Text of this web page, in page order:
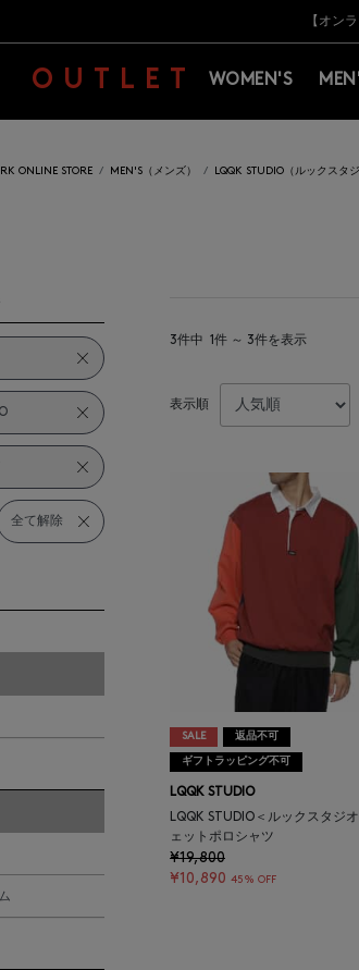
新規登録のお客様も対象！＜MY【オン
新規登録のお客様も対象！＜MY
OUTLET WOMEN'S
ONLINE STORE MEN'S（メンズ） LQQK STUDIO（ルックスタジ
全て解除
3件中 1件 ～ 3件を表示
表示順
SALE 返品不可
ギフトラッピング不可
LQQK STUDIO
LQQK STUDIO＜ルックスタジ
ェットポロシャツ
¥19,800
¥10,890 45% OFF